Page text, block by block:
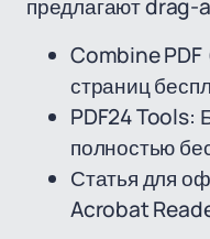
предлагают
Combine
страниц
PDF24 Tools:
полностью
Статья для
Acrobat